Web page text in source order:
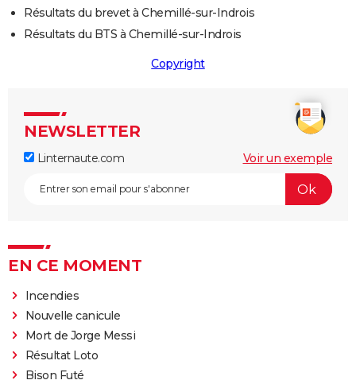
Résultats du brevet à Chemillé-sur-Indrois
Résultats du BTS à Chemillé-sur-Indrois
Copyright
NEWSLETTER
Linternaute.com Voir un exemple
EN CE MOMENT
Incendies
Nouvelle canicule
Mort de Jorge Messi
Résultat Loto
Bison Futé